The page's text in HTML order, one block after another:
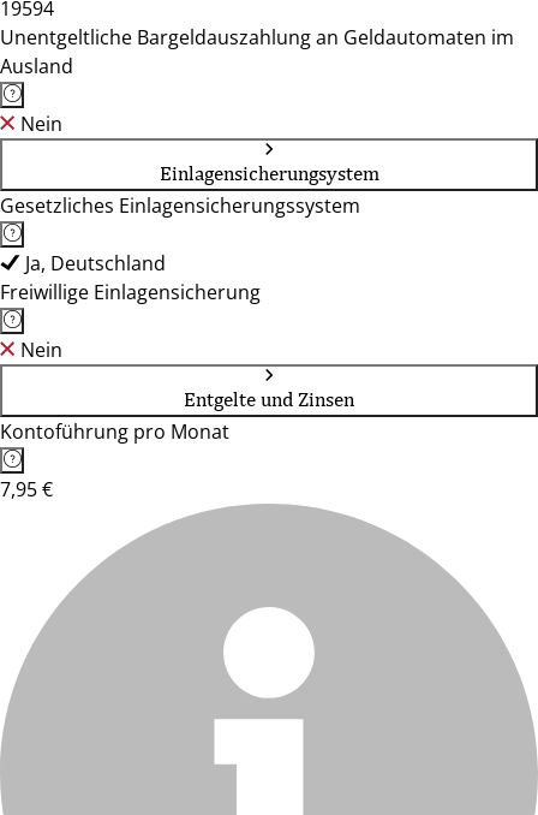
19594
Unentgeltliche Bargeldauszahlung an Geldautomaten im
Ausland
Nein
Einlagensicherungsystem
Gesetzliches Einlagensicherungssystem
Ja, Deutschland
Freiwillige Einlagensicherung
Nein
Entgelte und Zinsen
Kontoführung pro Monat
7,95 €